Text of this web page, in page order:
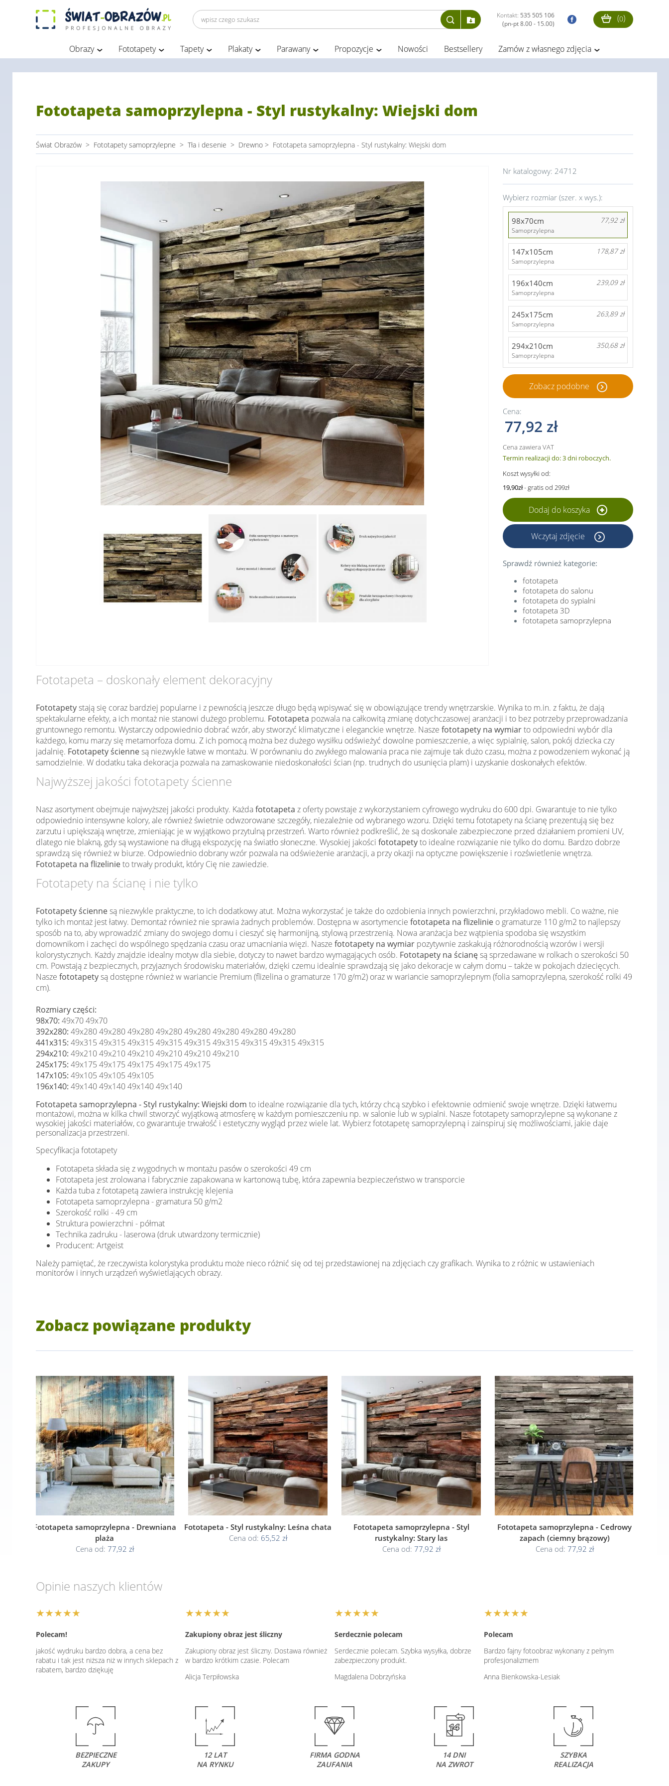
Kontakt: 535 505 106
(pn-pt 8.00 - 15.00)
(0)
Obrazy Fototapety Tapety Plakaty Parawany Propozycje Nowości Bestsellery Zamów z własnego zdjęcia
Fototapeta samoprzylepna - Styl rustykalny: Wiejski dom
Świat Obrazów > Fototapety samoprzylepne > Tła i desenie > Drewno > Fototapeta samoprzylepna - Styl rustykalny: Wiejski dom
Nr katalogowy: 24712
Wybierz rozmiar (szer. x wys.):
98x70cm 77,92 zł
Samoprzylepna
147x105cm 178,87 zł
Samoprzylepna
196x140cm 239,09 zł
Samoprzylepna
245x175cm 263,89 zł
Samoprzylepna
294x210cm 350,68 zł
Samoprzylepna
Zobacz podobne
Cena:
77,92 zł
Cena zawiera VAT
Termin realizacji do: 3 dni roboczych.
Koszt wysyłki od:
19,90zł- gratis od 299zł
Dodaj do koszyka
Wczytaj zdjęcie
Sprawdź również kategorie:
fototapeta
fototapeta do salonu
fototapeta do sypialni
fototapeta 3D
fototapeta samoprzylepna
Fototapeta – doskonały element dekoracyjny
Fototapetystają się coraz bardziej popularne i z pewnością jeszcze długo będą wpisywać się w obowiązujące trendy wnętrzarskie. Wynika to m.in. z faktu, że dają
spektakularne efekty, a ich montaż nie stanowi dużego problemu. Fototapeta pozwala na całkowitą zmianę dotychczasowej aranżacji i to bez potrzeby przeprowadzania
gruntownego remontu. Wystarczy odpowiednio dobrać wzór, aby stworzyć klimatyczne i eleganckie wnętrze. Nasze fototapety na wymiarto odpowiedni wybór dla
każdego, komu marzy się metamorfoza domu. Z ich pomocą można bez dużego wysiłku odświeżyć dowolne pomieszczenie, a więc sypialnię, salon, pokój dziecka czy
jadalnię. Fototapety ściennesą niezwykle łatwe w montażu. W porównaniu do zwykłego malowania praca nie zajmuje tak dużo czasu, można z powodzeniem wykonać ją
samodzielnie. W dodatku taka dekoracja pozwala na zamaskowanie niedoskonałości ścian (np. trudnych do usunięcia plam) i uzyskanie doskonałych efektów.
Najwyższej jakości fototapety ścienne
Nasz asortyment obejmuje najwyższej jakości produkty. Każdafototapeta z oferty powstaje z wykorzystaniem cyfrowego wydruku do 600 dpi. Gwarantuje to nie tylko
odpowiednio intensywne kolory, ale również świetnie odwzorowane szczegóły, niezależnie od wybranego wzoru. Dzięki temu fototapety na ścianę prezentują się bez
zarzutu i upiększają wnętrze, zmieniając je w wyjątkowo przytulną przestrzeń. Warto również podkreślić, że są doskonale zabezpieczone przed działaniem promieni UV,
dlatego nie blakną, gdy są wystawione na długą ekspozycję na światło słoneczne. Wysokiej jakości fototapetyto idealne rozwiązanie nie tylko do domu. Bardzo dobrze
sprawdzą się również w biurze. Odpowiednio dobrany wzór pozwala na odświeżenie aranżacji, a przy okazji na optyczne powiększenie i rozświetlenie wnętrza.
Fototapeta na flizelinieto trwały produkt, który Cię nie zawiedzie.
Fototapety na ścianę i nie tylko
Fototapety ściennesą niezwykle praktyczne, to ich dodatkowy atut. Można wykorzystać je także do ozdobienia innych powierzchni, przykładowo mebli. Co ważne, nie
tylko ich montaż jest łatwy. Demontaż również nie sprawia żadnych problemów. Dostępna w asortymencie fototapeta na flizelinie o gramaturze 110 g/m2 to najlepszy
sposób na to, aby wprowadzić zmiany do swojego domu i cieszyć się harmonijną, stylową przestrzenią. Nowa aranżacja bez wątpienia spodoba się wszystkim
domownikom i zachęci do wspólnego spędzania czasu oraz umacniania więzi. Nasze fototapety na wymiar pozytywnie zaskakują różnorodnością wzorów i wersji
kolorystycznych. Każdy znajdzie idealny motyw dla siebie, dotyczy to nawet bardzo wymagających osób. Fototapety na ścianęsą sprzedawane w rolkach o szerokości 50
cm. Powstają z bezpiecznych, przyjaznych środowisku materiałów, dzięki czemu idealnie sprawdzają się jako dekoracje w całym domu – także w pokojach dziecięcych.
Nasze fototapetysą dostępne również w wariancie Premium (flizelina o gramaturze 170 g/m2) oraz w wariancie samoprzylepnym (folia samoprzylepna, szerokość rolki 49
cm).
Rozmiary części:
98x70: 49x70 49x70
392x280: 49x280 49x280 49x280 49x280 49x280 49x280 49x280 49x280
441x315: 49x315 49x315 49x315 49x315 49x315 49x315 49x315 49x315 49x315
294x210: 49x210 49x210 49x210 49x210 49x210 49x210
245x175: 49x175 49x175 49x175 49x175 49x175
147x105: 49x105 49x105 49x105
196x140: 49x140 49x140 49x140 49x140
Fototapeta samoprzylepna - Styl rustykalny: Wiejski dom to idealne rozwiązanie dla tych, którzy chcą szybko i efektownie odmienić swoje wnętrze. Dzięki łatwemu
montażowi, można w kilka chwil stworzyć wyjątkową atmosferę w każdym pomieszczeniu np. w salonie lub w sypialni. Nasze fototapety samoprzylepne są wykonane z
wysokiej jakości materiałów, co gwarantuje trwałość i estetyczny wygląd przez wiele lat. Wybierz fototapetę samoprzylepną i zainspiruj się możliwościami, jakie daje
personalizacja przestrzeni.
Specyfikacja fototapety
Fototapeta składa się z wygodnych w montażu pasów o szerokości 49 cm
Fototapeta jest zrolowana i fabrycznie zapakowana w kartonową tubę, która zapewnia bezpieczeństwo w transporcie
Każda tuba z fototapetą zawiera instrukcję klejenia
Fototapeta samoprzylepna - gramatura 50 g/m2
Szerokość rolki - 49 cm
Struktura powierzchni - półmat
Technika zadruku - laserowa (druk utwardzony termicznie)
Producent: Artgeist
Należy pamiętać, że rzeczywista kolorystyka produktu może nieco różnić się od tej przedstawionej na zdjęciach czy grafikach. Wynika to z różnic w ustawieniach
monitorów i innych urządzeń wyświetlających obrazy.
Zobacz powiązane produkty
Fototapeta samoprzylepna - Drewniana
plaża
Cena od: 77,92 zł
Fototapeta - Styl rustykalny: Leśna chata
Cena od: 65,52 zł
Fototapeta samoprzylepna - Styl
rustykalny: Stary las
Cena od: 77,92 zł
Fototapeta samoprzylepna - Cedrowy
zapach (ciemny brązowy)
Cena od: 77,92 zł
Opinie naszych klientów
★★★★★
Polecam!
jakość wydruku bardzo dobra, a cena bez
rabatu i tak jest niższa niż w innych sklepach z
rabatem, bardzo dziękuję
★★★★★
Zakupiony obraz jest śliczny
Zakupiony obraz jest śliczny. Dostawa również
w bardzo krótkim czasie. Polecam
Alicja Terpiłowska
★★★★★
Serdecznie polecam
Serdecznie polecam. Szybka wysyłka, dobrze
zabezpieczony produkt.
Magdalena Dobrzyńska
★★★★★
Polecam
Bardzo fajny fotoobraz wykonany z pełnym
profesjonalizmem
Anna Bienkowska-Lesiak
BEZPIECZNE
ZAKUPY
12 LAT
NA RYNKU
FIRMA GODNA
ZAUFANIA
14 DNI
NA ZWROT
SZYBKA
REALIZACJA